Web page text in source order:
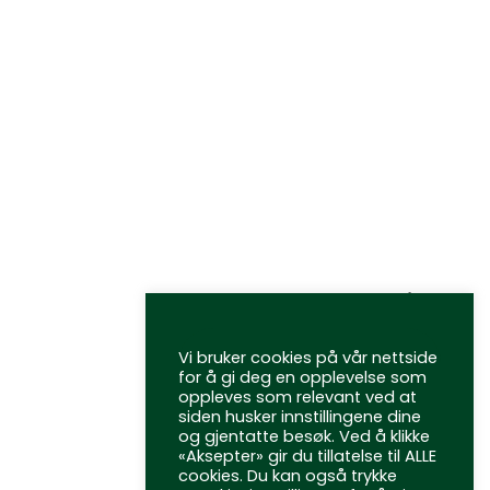
Vi bruker cookies på vår nettside
for å gi deg en opplevelse som
oppleves som relevant ved at
siden husker innstillingene dine
og gjentatte besøk. Ved å klikke
«Aksepter» gir du tillatelse til ALLE
cookies. Du kan også trykke
Personvernerklæring